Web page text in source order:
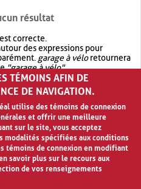
résultat
correcte.
des expressions pour
garage à véloretournera
"garage à vélo".
avec OR.garage OR vélo
résultat quegarage à vélo
TÉMOINS AFIN DE
DE NAVIGATION.
utilise des témoins de connexion
et offrir une meilleure
sur le site, vous acceptez
modalités spécifiées aux conditions
témoins de connexion en modifiant
savoir plus sur le recours aux
de vos renseignements